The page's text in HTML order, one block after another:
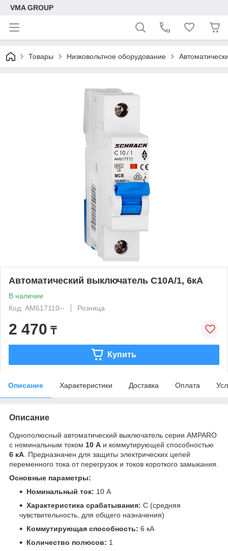
VMA GROUP
Товары Низковольтное оборудование
Автоматический выключатель C10А/1, 6кА
В наличии
Код: AM617110--
Розница
2 470 ₸
Купить
Описание Характеристики Доставка Оплата
Описание
Однополюсный автоматический выключатель серии AMPARO
с номинальным током 10 A и коммутирующей способностью
6 кА . Предназначен для защиты электрических цепей
переменного тока от перегрузок и токов короткого замыкания.
Основные параметры:
Номинальный ток: 10 A
Характеристика срабатывания: C (средняя
чувствительность, для общего назначения)
Коммутирующая способность: 6 кА
Количество полюсов: 1